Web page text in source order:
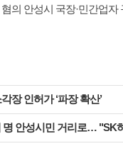
의 안성시 국장·민간업자
장 인허가 ‘파장 확산’
시민 거리로… "SK하이닉스 폐수·송전